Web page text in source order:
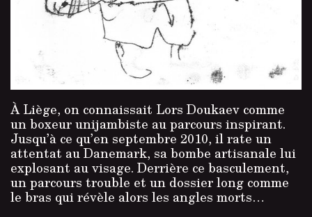
À Liège, on connaissait Lors Doukaev comme
un boxeur unijambiste au parcours inspirant.
Jusqu’à ce qu’en septembre 2010, il rate un
attentat au Danemark, sa bombe artisanale lui
explosant au visage. Derrière ce basculement,
un parcours trouble et un dossier long comme
le bras qui révèle alors les angles morts…